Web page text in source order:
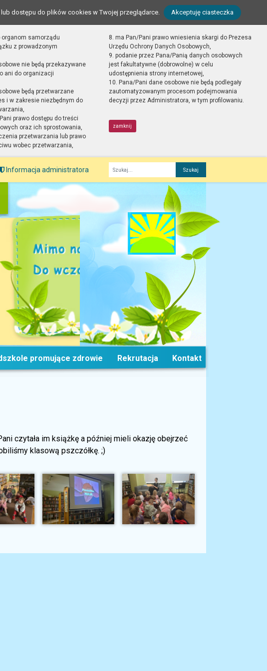
dostępu do plików cookies w Twojej przeglądarce. Akceptuję ciasteczka
organom samorządu
z prowadzonym
nie będą przekazywane
ani do organizacji
będą przetwarzane
i w zakresie niezbędnym do
prawo dostępu do treści
oraz ich sprostowania,
przetwarzania lub prawo
wobec przetwarzania,
8. ma Pan/Pani prawo wniesienia skargi do Prezesa
Urzędu Ochrony Danych Osobowych,
9. podanie przez Pana/Panią danych osobowych
jest fakultatywne (dobrowolne) w celu
udostępnienia strony internetowej,
10. Pana/Pani dane osobowe nie będą podlegały
zautomatyzowanym procesom podejmowania
decyzji przez Administratora, w tym profilowaniu.
zamknij
Informacja administratora
Fraza
promujące zdrowie Rekrutacja Kontakt
czytała im książkę a później mieli okazję obejrzeć
klasową pszczółkę. ;)